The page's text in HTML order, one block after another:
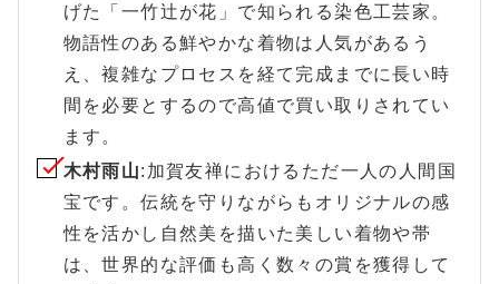
げた「一竹辻が花」で知られる染色工芸家。
物語性のある鮮やかな着物は人気があるう
え、複雑なプロセスを経て完成までに長い時
間を必要とするので高値で買い取りされてい
ます。
木村雨山:加賀友禅におけるただ一人の人間国
宝です。伝統を守りながらもオリジナルの感
性を活かし自然美を描いた美しい着物や帯
は、世界的な評価も高く数々の賞を獲得して